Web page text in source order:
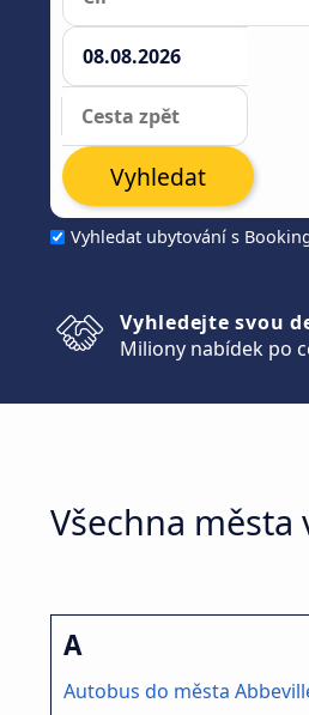
Vyhledat ubytování s
Vyhledat
Vyhledejte svou
Miliony nabídek po
Všechna města
A
Autobus do města